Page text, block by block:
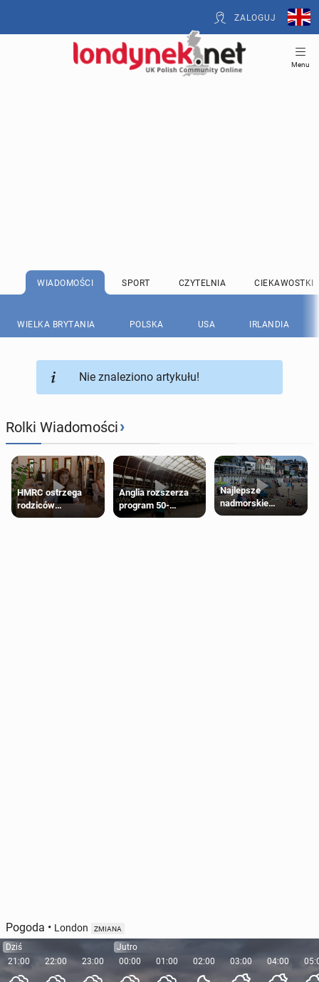
ZALOGUJ
Menu
WIADOMOŚCI SPORT CZYTELNIA CIEKAWOSTKI
WIELKA BRYTANIA POLSKA USA IRLANDIA
Nie znaleziono artykułu!
Rolki Wiadomości›
HMRC ostrzega
rodziców
pobierających Child
Anglia rozszerza
program 50-
procentowych
Najlepsze
nadmorskie
miasteczko blisko
Pogoda • London ZMIANA
Dziś
21:00
22:00 23:00
Jutro
00:00
01:00 02:00 03:00 04:00